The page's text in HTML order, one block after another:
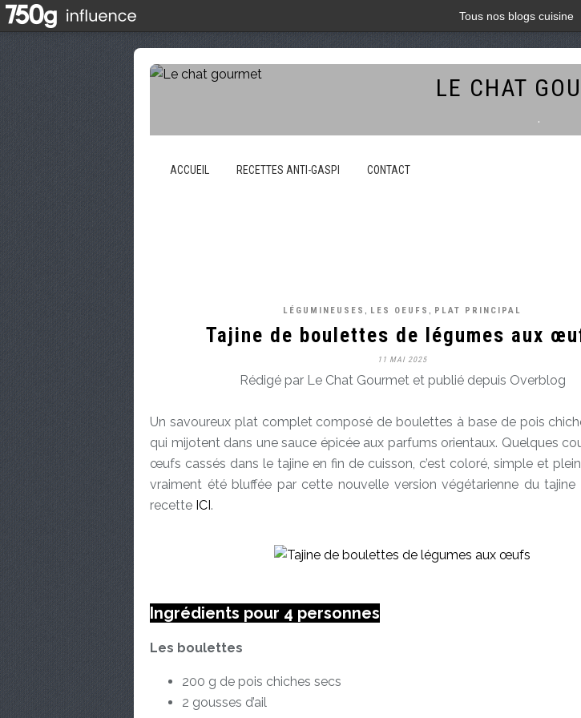
Tous nos blogs cuisine
LE CHAT
.
ACCUEIL RECETTES ANTI-GASPI CONTACT
LÉGUMINEUSES , LES OEUFS , PLAT PRINCIPAL
Tajine de boulettes de légumes aux
11 MAI 2025
Rédigé par Le Chat Gourmet et publié depuis Overblog
Un savoureux plat complet composé de boulettes à base de pois
qui mijotent dans une sauce épicée aux parfums orientaux. Quelques
œufs cassés dans le tajine en fin de cuisson, c’est coloré, simple et plein
vraiment été bluffée par cette nouvelle version végétarienne du
recette ICI.
Ingrédients pour 4 personnes
Les boulettes
200 g de pois chiches secs
2 gousses d’ail